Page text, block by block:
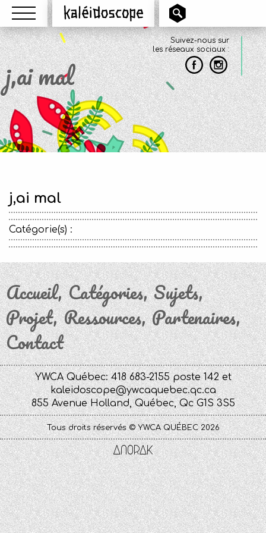
Menu Kaléidoscope
Suivez-nous sur
les réseaux sociaux :
j,ai mal
j,ai mal
Catégorie(s) :
Accueil Catégories Sujets
Projet Ressources Partenaires
Contact
YWCA Québec: 418 683-2155 poste 142 et
kaleidoscope@ywcaquebec.qc.ca
855 Avenue Holland, Québec, Qc G1S 3S5
Tous droits réservés © YWCA QUÉBEC 2026
Anorak
Studio